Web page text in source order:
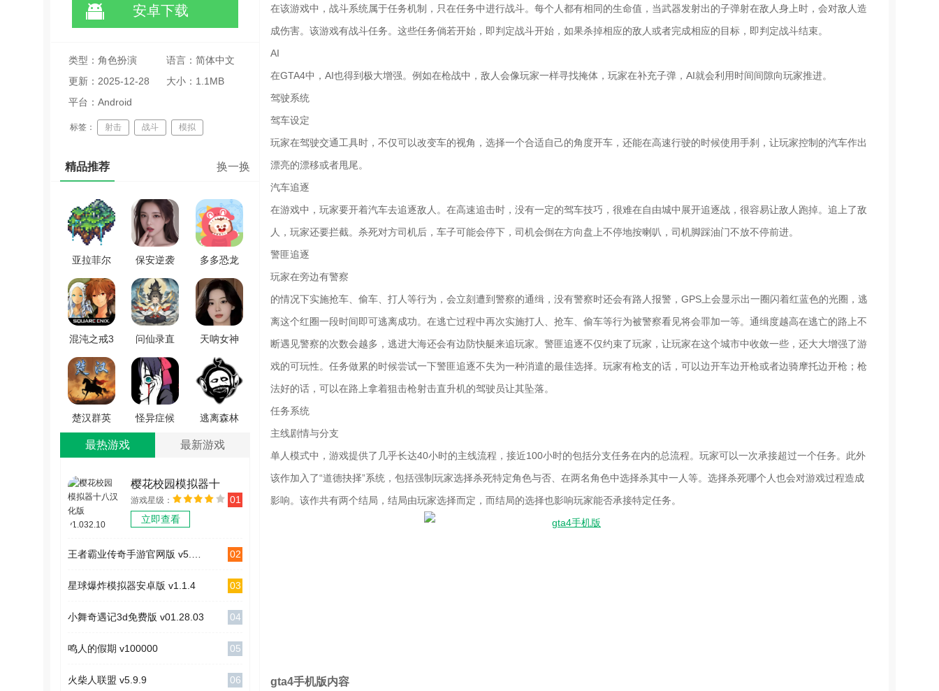
安卓下载
类型：角色扮演
语言：简体中文
更新：2025-12-28
12:21:33
大小：1.1MB
平台：Android
标签： 射击 战斗 模拟
精品推荐 换一换
亚拉菲尔
安卓版
v1.03
保安逆袭
之路手机
版 v1.1.0
多多恐龙
乐园手游
免费版
v2.1.03
混沌之戒3
安卓版
v1.1.0
问仙录直
装游戏版
v1.0.6
天呐女神
手机最新
版 v1.0
楚汉群英
传手机免
费版
怪异症候
群1游戏绿
逃离森林
最热游戏 最新游戏
樱花校园模拟器十
八汉化版 v1.032.10
游戏星级：
立即查看
01
02
星球爆炸模拟器安卓版 v1.1.4 03
小舞奇遇记3d免费版 v01.28.03 04
鸣人的假期 v100000 05
火柴人联盟 v5.9.9 06
在该游戏中，战斗系统属于任务机制，只在任务中进行战斗。每个人都有相同的生命值，当武器发射出的子弹射在敌人身上时，会对敌人造
成伤害。该游戏有战斗任务。这些任务倘若开始，即判定战斗开始，如果杀掉相应的敌人或者完成相应的目标，即判定战斗结束。
AI
在GTA4中，AI也得到极大增强。例如在枪战中，敌人会像玩家一样寻找掩体，玩家在补充子弹，AI就会利用时间间隙向玩家推进。
驾驶系统
驾车设定
玩家在驾驶交通工具时，不仅可以改变车的视角，选择一个合适自己的角度开车，还能在高速行驶的时候使用手刹，让玩家控制的汽车作出
漂亮的漂移或者甩尾。
汽车追逐
在游戏中，玩家要开着汽车去追逐敌人。在高速追击时，没有一定的驾车技巧，很难在自由城中展开追逐战，很容易让敌人跑掉。追上了敌
人，玩家还要拦截。杀死对方司机后，车子可能会停下，司机会倒在方向盘上不停地按喇叭，司机脚踩油门不放不停前进。
警匪追逐
玩家在旁边有警察
的情况下实施抢车、偷车、打人等行为，会立刻遭到警察的通缉，没有警察时还会有路人报警，GPS上会显示出一圈闪着红蓝色的光圈，逃
离这个红圈一段时间即可逃离成功。在逃亡过程中再次实施打人、抢车、偷车等行为被警察看见将会罪加一等。通缉度越高在逃亡的路上不
断遇见警察的次数会越多，逃进大海还会有边防快艇来追玩家。警匪追逐不仅约束了玩家，让玩家在这个城市中收敛一些，还大大增强了游
戏的可玩性。任务做累的时候尝试一下警匪追逐不失为一种消遣的最佳选择。玩家有枪支的话，可以边开车边开枪或者边骑摩托边开枪；枪
法好的话，可以在路上拿着狙击枪射击直升机的驾驶员让其坠落。
任务系统
主线剧情与分支
单人模式中，游戏提供了几乎长达40小时的主线流程，接近100小时的包括分支任务在内的总流程。玩家可以一次承接超过一个任务。此外
该作加入了“道德抉择”系统，包括强制玩家选择杀死特定角色与否、在两名角色中选择杀其中一人等。选择杀死哪个人也会对游戏过程造成
影响。该作共有两个结局，结局由玩家选择而定，而结局的选择也影响玩家能否承接特定任务。
gta4手机版内容